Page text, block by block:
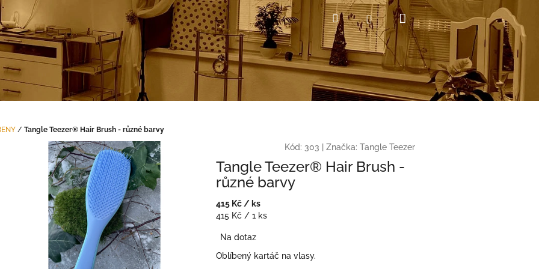
HledatPřihlášeníNákupní
košík
/ Tangle Teezer® Hair Brush - různé barvy
Kód: 303 Značka: Tangle Teezer
Tangle Teezer® Hair Brush -
různé barvy
415 Kč / ks
Měrná
415 Kč / 1 ks
Na dotaz
Oblíbený kartáč na vlasy.